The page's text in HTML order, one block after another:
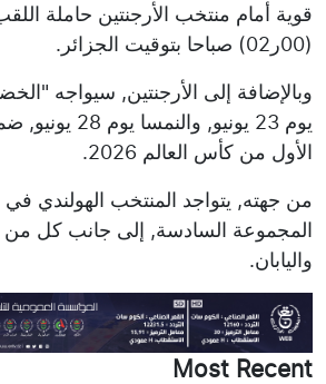
قوية أمام منتخب الأرجنتين حاملة
(00ر02) صباحا بتوقيت الجزائر.
وبالإضافة إلى الأرجنتين, سيواجه
يوم 23 يونيو,
الأول من كأس العالم 2026.
من جهته, يتواجد المنتخب الهولندي في
المجموعة السادسة, إلى جانب كل من
واليابان.
Most Recent